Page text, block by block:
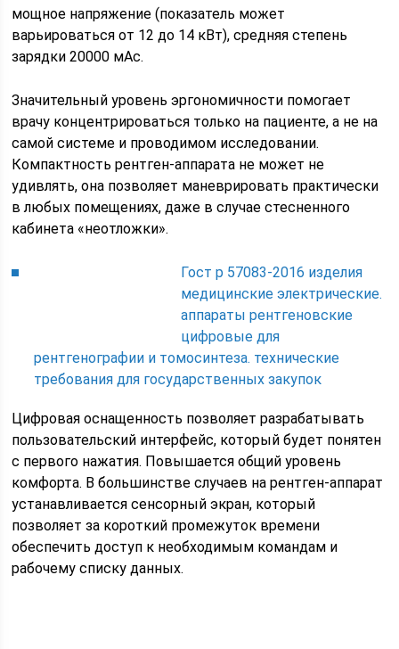
мощное напряжение (показатель может
варьироваться от 12 до 14 кВт), средняя степень
зарядки 20000 мАс.
Значительный уровень эргономичности помогает
врачу концентрироваться только на пациенте, а не на
самой системе и проводимом исследовании.
Компактность рентген-аппарата не может не
удивлять, она позволяет маневрировать практически
в любых помещениях, даже в случае стесненного
кабинета «неотложки».
Гост р 57083-2016 изделия
медицинские электрические.
аппараты рентгеновские
цифровые для
рентгенографии и томосинтеза. технические
требования для государственных закупок
Цифровая оснащенность позволяет разрабатывать
пользовательский интерфейс, который будет понятен
с первого нажатия. Повышается общий уровень
комфорта. В большинстве случаев на рентген-аппарат
устанавливается сенсорный экран, который
позволяет за короткий промежуток времени
обеспечить доступ к необходимым командам и
рабочему списку данных.